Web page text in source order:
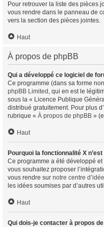
Pour retrouver la liste des pièces
vous rendre dans le panneau de
vers la section des pièces jointes.
Haut
À propos de phpBB
Qui a développé ce logiciel de
Ce programme (dans sa forme
phpBB Limited , qui en est le
sous la « Licence Publique
distribué gratuitement. Pour plus
rubrique « À propos de phpBB »
Haut
Pourquoi la fonctionnalité X
Ce programme a été développé
vous souhaitez proposer
vous rendre sur notre centre
les idées soumises par d’autres
Haut
Qui dois-je contacter à propos